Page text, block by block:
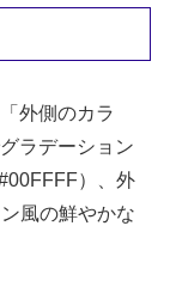
外側のカラ
ラデーション
）、外
風の鮮やかな